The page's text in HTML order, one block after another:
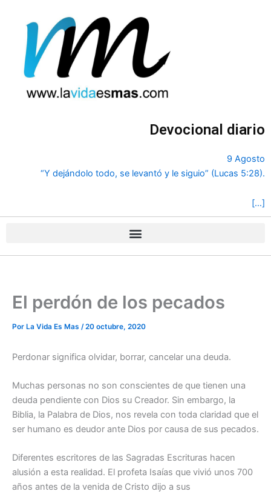
contenido
Devocional diario
9 Agosto
“Y dejándolo todo, se levantó y le siguio” (Lucas 5:28).
[…]
El perdón de los pecados
Por La Vida Es Mas /20 octubre, 2020
Perdonar significa olvidar, borrar, cancelar una deuda.
Muchas personas no son conscientes de que tienen una
deuda pendiente con Dios su Creador. Sin embargo, la
Biblia, la Palabra de Dios, nos revela con toda claridad que el
ser humano es deudor ante Dios por causa de sus pecados.
Diferentes escritores de las Sagradas Escrituras hacen
alusión a esta realidad. El profeta Isaías que vivió unos 700
años antes de la venida de Cristo dijo a sus